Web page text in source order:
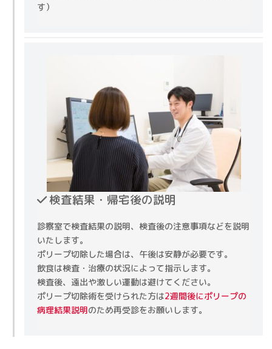
す）
検査結果・帰宅後の説明
診察室で検査結果の説明、検査後の注意事項などを説明
いたします。
ポリープ切除した場合は、午後は安静が必要です。
飲食は検査・治療の状況によって指示します。
検査後、遠出や激しい運動は避けてください。
ポリープ切除術を受けられた方は2週間後にポリープの
病理結果説明のため再受診をお願いします。